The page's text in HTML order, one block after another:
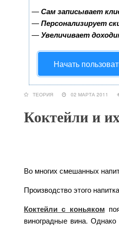
—Сам записывает
—Персонализирует
—Увеличивает
Начать
ТЕОРИЯ 02 МАРТА 2011
Коктейли и
Во многих смешанных
Производство этого
Коктейли с коньяком
виноградные вина.